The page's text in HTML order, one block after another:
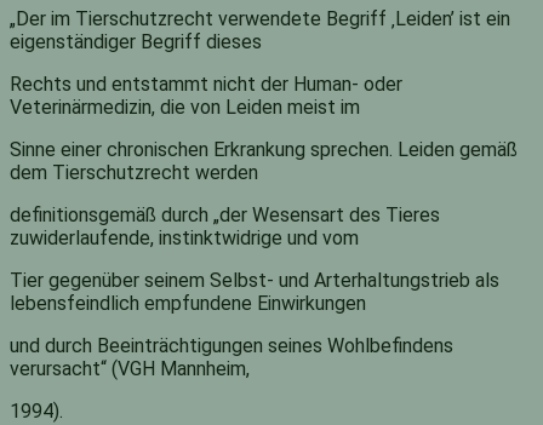
„Der im Tierschutzrecht verwendete Begriff ‚Leiden’ ist ein
eigenständiger Begriff dieses
Rechts und entstammt nicht der Human- oder
Veterinärmedizin, die von Leiden meist im
Sinne einer chronischen Erkrankung sprechen. Leiden gemäß
dem Tierschutzrecht werden
definitionsgemäß durch „der Wesensart des Tieres
zuwiderlaufende, instinktwidrige und vom
Tier gegenüber seinem Selbst- und Arterhaltungstrieb als
lebensfeindlich empfundene Einwirkungen
und durch Beeinträchtigungen seines Wohlbefindens
verursacht“ (VGH Mannheim,
1994).